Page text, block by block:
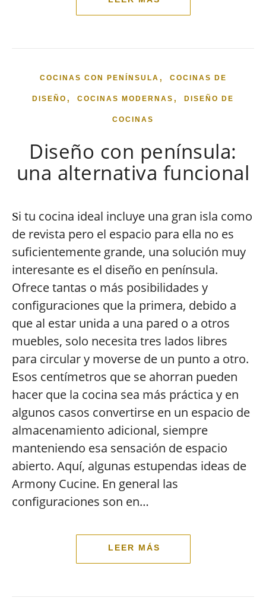
COCINAS CON PENÍNSULA , COCINAS DE
DISEÑO , COCINAS MODERNAS , DISEÑO DE
COCINAS
Diseño con península:
una alternativa funcional
Si tu cocina ideal incluye una gran isla como
de revista pero el espacio para ella no es
suficientemente grande, una solución muy
interesante es el diseño en península.
Ofrece tantas o más posibilidades y
configuraciones que la primera, debido a
que al estar unida a una pared o a otros
muebles, solo necesita tres lados libres
para circular y moverse de un punto a otro.
Esos centímetros que se ahorran pueden
hacer que la cocina sea más práctica y en
algunos casos convertirse en un espacio de
almacenamiento adicional, siempre
manteniendo esa sensación de espacio
abierto. Aquí, algunas estupendas ideas de
Armony Cucine. En general las
configuraciones son en…